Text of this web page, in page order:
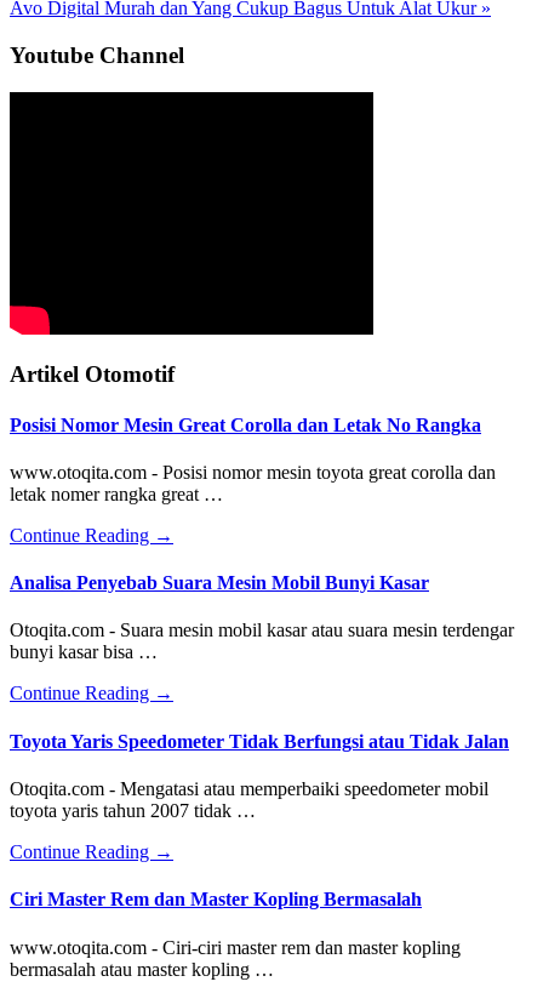
Post:
Next
Avo Digital Murah dan Yang Cukup Bagus Untuk Alat Ukur »
Sidebar
Utama
Youtube Channel
Artikel Otomotif
Posisi Nomor Mesin Great Corolla dan Letak No Rangka
www.otoqita.com - Posisi nomor mesin toyota great corolla dan
letak nomer rangka great …
Continue Reading about
Nomor
Corolla
dan
No
Rangka
→
Analisa Penyebab Suara Mesin Mobil Bunyi Kasar
Otoqita.com - Suara mesin mobil kasar atau suara mesin terdengar
bunyi kasar bisa …
Continue Reading about
Penyebab
Mesin
Mobil
Bunyi
→
Toyota Yaris Speedometer Tidak Berfungsi atau Tidak Jalan
Otoqita.com - Mengatasi atau memperbaiki speedometer mobil
toyota yaris tahun 2007 tidak …
Continue Reading about
Yaris
Tidak
Berfungsi
atau
→
Ciri Master Rem dan Master Kopling Bermasalah
www.otoqita.com - Ciri-ciri master rem dan master kopling
bermasalah atau master kopling …